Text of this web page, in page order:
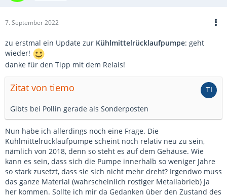
7. September 2022
zu erstmal ein Update zur Kühlmittelrücklaufpumpe: geht
wieder!
danke für den Tipp mit dem Relais!
Zitat von tiemo
Gibts bei Pollin gerade als Sonderposten
Nun habe ich allerdings noch eine Frage. Die
Kühlmittelrücklaufpumpe scheint noch relativ neu zu sein,
nämlich von 2018, denn so steht es auf dem Gehäuse. Wie
kann es sein, dass sich die Pumpe innerhalb so weniger Jahre
so stark zusetzt, dass sie sich nicht mehr dreht? Irgendwo muss
das ganze Material (wahrscheinlich rostiger Metallabrieb) ja
her kommen. Sollte ich mir da Gedanken über den Zustand des